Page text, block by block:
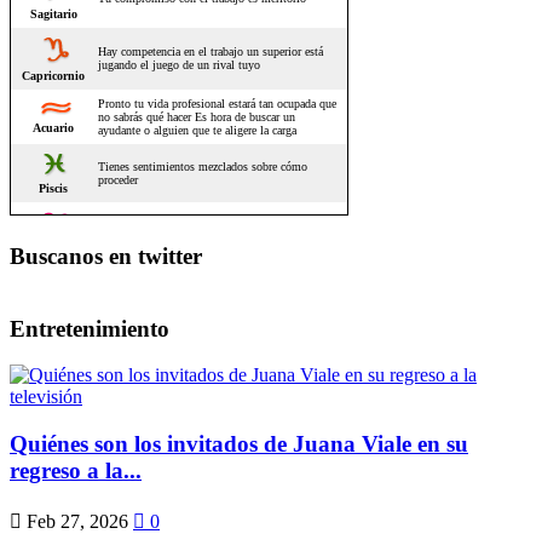
Buscanos en twitter
Entretenimiento
Quiénes son los invitados de Juana Viale en su
regreso a la...
Feb 27, 2026 0